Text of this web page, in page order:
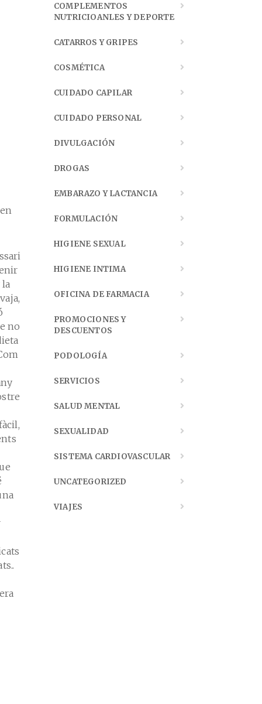
no
COMPLEMENTOS
NUTRICIOANLES Y DEPORTE
CATARROS Y GRIPES
COSMÉTICA
CUIDADO CAPILAR
CUIDADO PERSONAL
DIVULGACIÓN
DROGAS
EMBARAZO Y LACTANCIA
FORMULACIÓN
HIGIENE SEXUAL
HIGIENE INTIMA
OFICINA DE FARMACIA
PROMOCIONES Y
DESCUENTOS
PODOLOGÍA
SERVICIOS
SALUD MENTAL
SEXUALIDAD
SISTEMA CARDIOVASCULAR
UNCATEGORIZED
VIAJES